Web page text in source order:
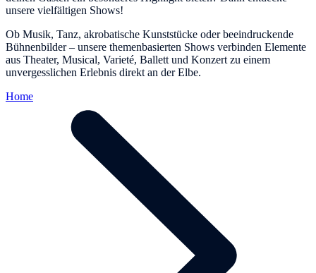
unsere vielfältigen Shows!
Ob Musik, Tanz, akrobatische Kunststücke oder beeindruckende
Bühnenbilder – unsere themenbasierten Shows verbinden Elemente
aus Theater, Musical, Varieté, Ballett und Konzert zu einem
unvergesslichen Erlebnis direkt an der Elbe.
Home